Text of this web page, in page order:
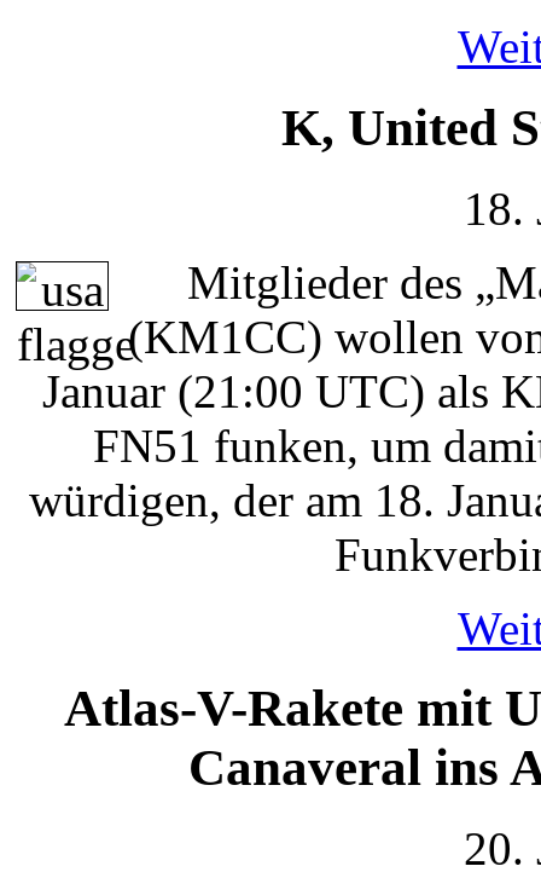
K, United
18.
Mitglieder des
(KM1CC) wollen
Januar (21:00 UTC) als
FN51 funken, um
würdigen, der am 18.
Atlas-V-Rakete mit
Canaveral ins
20.